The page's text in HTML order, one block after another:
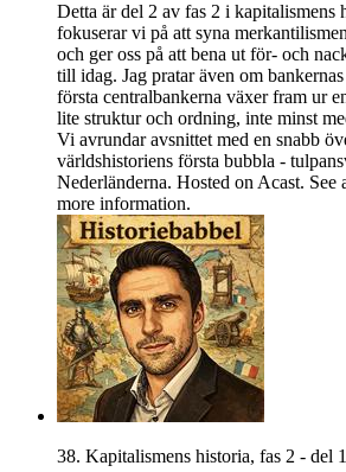
Detta är del 2 av fas 2 i kapitalismens
fokuserar vi på att syna
och ger oss på att bena ut för- och
till idag. Jag pratar även om
första centralbankerna växer fram ur
lite struktur och ordning, inte minst
Vi avrundar avsnittet med en snabb
världshistoriens första bubbla -
Nederländerna. Hosted on Acast. See
more information.
38. Kapitalismens historia, fas 2 - del 1